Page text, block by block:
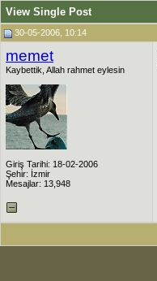
View Single Post
30-05-2006, 10:14
memet
Kaybettik, Allah rahmet eylesin
Giriş Tarihi: 18-02-2006
Şehir: İzmir
Mesajlar: 13,948